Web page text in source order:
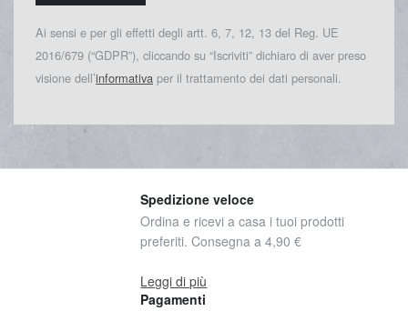
Ai sensi e per gli effetti degli artt. 6, 7, 12, 13 del Reg. UE
2016/679 (“GDPR”), cliccando su “Iscriviti” dichiaro di aver preso
visione dell’informativa per il trattamento dei dati personali.
Spedizione veloce
Ordina e ricevi a casa i tuoi prodotti
preferiti. Consegna a 4,90 €
Leggi di più
Pagamenti